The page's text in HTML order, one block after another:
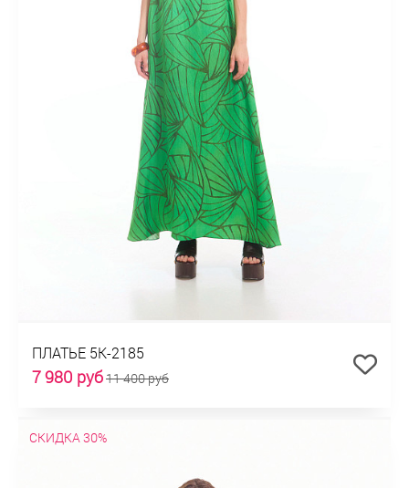
ПЛАТЬЕ 5К-2185
7 980 руб11 400 руб
СКИДКА 30%